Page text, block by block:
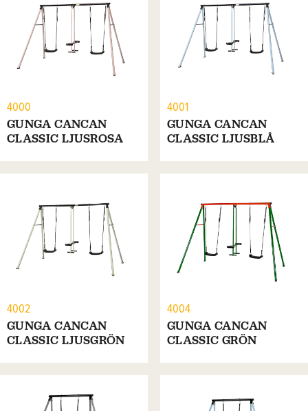
4000
GUNGA CANCAN
CLASSIC LJUSROSA
4001
GUNGA CANCAN
CLASSIC LJUSBLÅ
4002
GUNGA CANCAN
CLASSIC LJUSGRÖN
4004
GUNGA CANCAN
CLASSIC GRÖN